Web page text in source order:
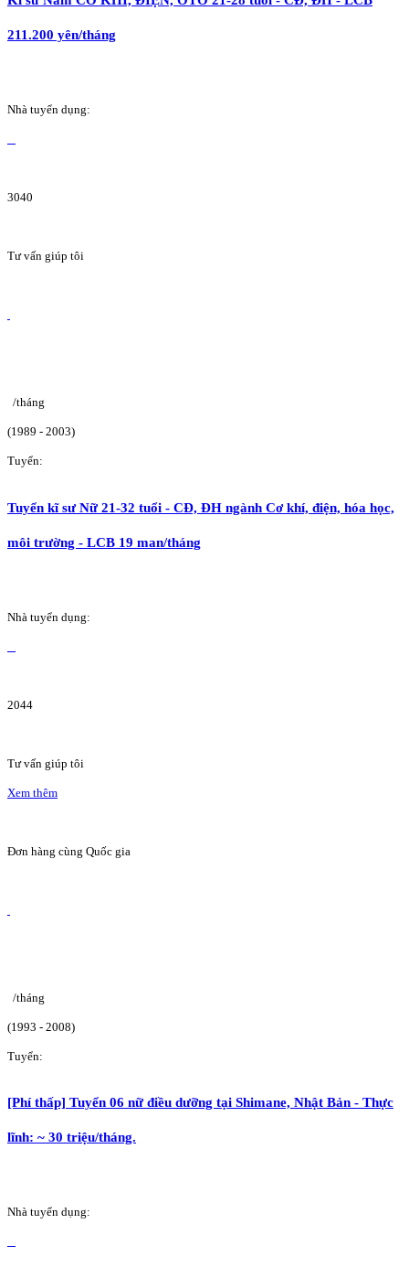
211.200 yên/tháng
Nhà tuyển dụng:
3040
Tư vấn giúp tôi
/tháng
(1989 - 2003)
Tuyển:
Tuyển kĩ sư Nữ 21-32 tuổi - CĐ, ĐH ngành Cơ khí, điện, hóa học,
môi trường - LCB 19 man/tháng
Nhà tuyển dụng:
2044
Tư vấn giúp tôi
Xem thêm
Đơn hàng cùng Quốc gia
/tháng
(1993 - 2008)
Tuyển:
[Phí thấp] Tuyển 06 nữ điều dưỡng tại Shimane, Nhật Bản - Thực
lĩnh: ~ 30 triệu/tháng.
Nhà tuyển dụng: